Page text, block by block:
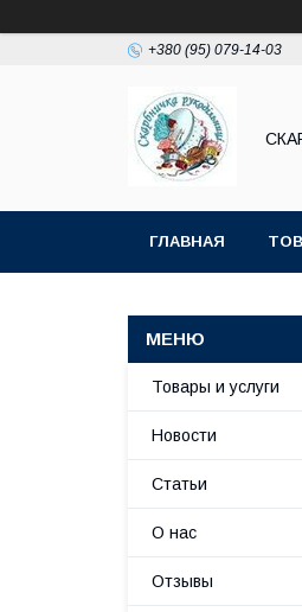
+380 (95) 079-14-03
ГЛАВНАЯ
Товары и услуги
Новости
Статьи
О нас
Отзывы